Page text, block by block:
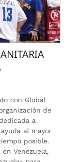
con Global
de
a
al mayor
posible.
Venezuela,